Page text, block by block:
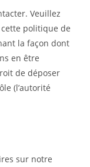
Veuillez
politique de
la façon dont
en être
de déposer
(l’autorité
sur notre